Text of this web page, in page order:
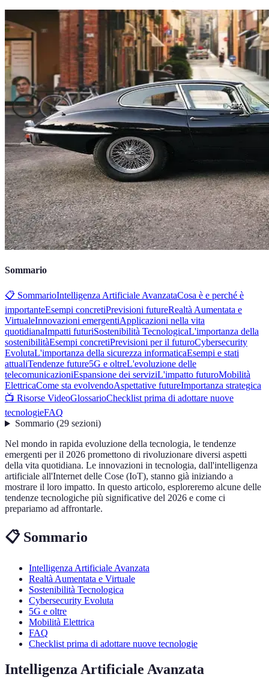
Sommario
📋 SommarioIntelligenza Artificiale AvanzataCosa è e perché è
importanteEsempi concretiPrevisioni futureRealtà Aumentata e
VirtualeInnovazioni emergentiApplicazioni nella vita
quotidianaImpatti futuriSostenibilità TecnologicaL'importanza della
sostenibilitàEsempi concretiPrevisioni per il futuroCybersecurity
EvolutaL'importanza della sicurezza informaticaEsempi e stati
attualiTendenze future5G e oltreL'evoluzione delle
telecomunicazioniEspansione dei serviziL'impatto futuroMobilità
ElettricaCome sta evolvendoAspettative futureImportanza strategica
📺 Risorse VideoGlossarioChecklist prima di adottare nuove
tecnologieFAQ
Sommario(29 sezioni)
Nel mondo in rapida evoluzione della tecnologia, le tendenze
emergenti per il 2026 promettono di rivoluzionare diversi aspetti
della vita quotidiana. Le innovazioni in tecnologia, dall'intelligenza
artificiale all'Internet delle Cose (IoT), stanno già iniziando a
mostrare il loro impatto. In questo articolo, esploreremo alcune delle
tendenze tecnologiche più significative del 2026 e come ci
prepariamo ad affrontarle.
📋 Sommario
Intelligenza Artificiale Avanzata
Realtà Aumentata e Virtuale
Sostenibilità Tecnologica
Cybersecurity Evoluta
5G e oltre
Mobilità Elettrica
FAQ
Checklist prima di adottare nuove tecnologie
Intelligenza Artificiale Avanzata